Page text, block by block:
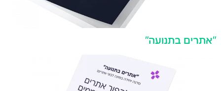
"אתרים בתנועה"